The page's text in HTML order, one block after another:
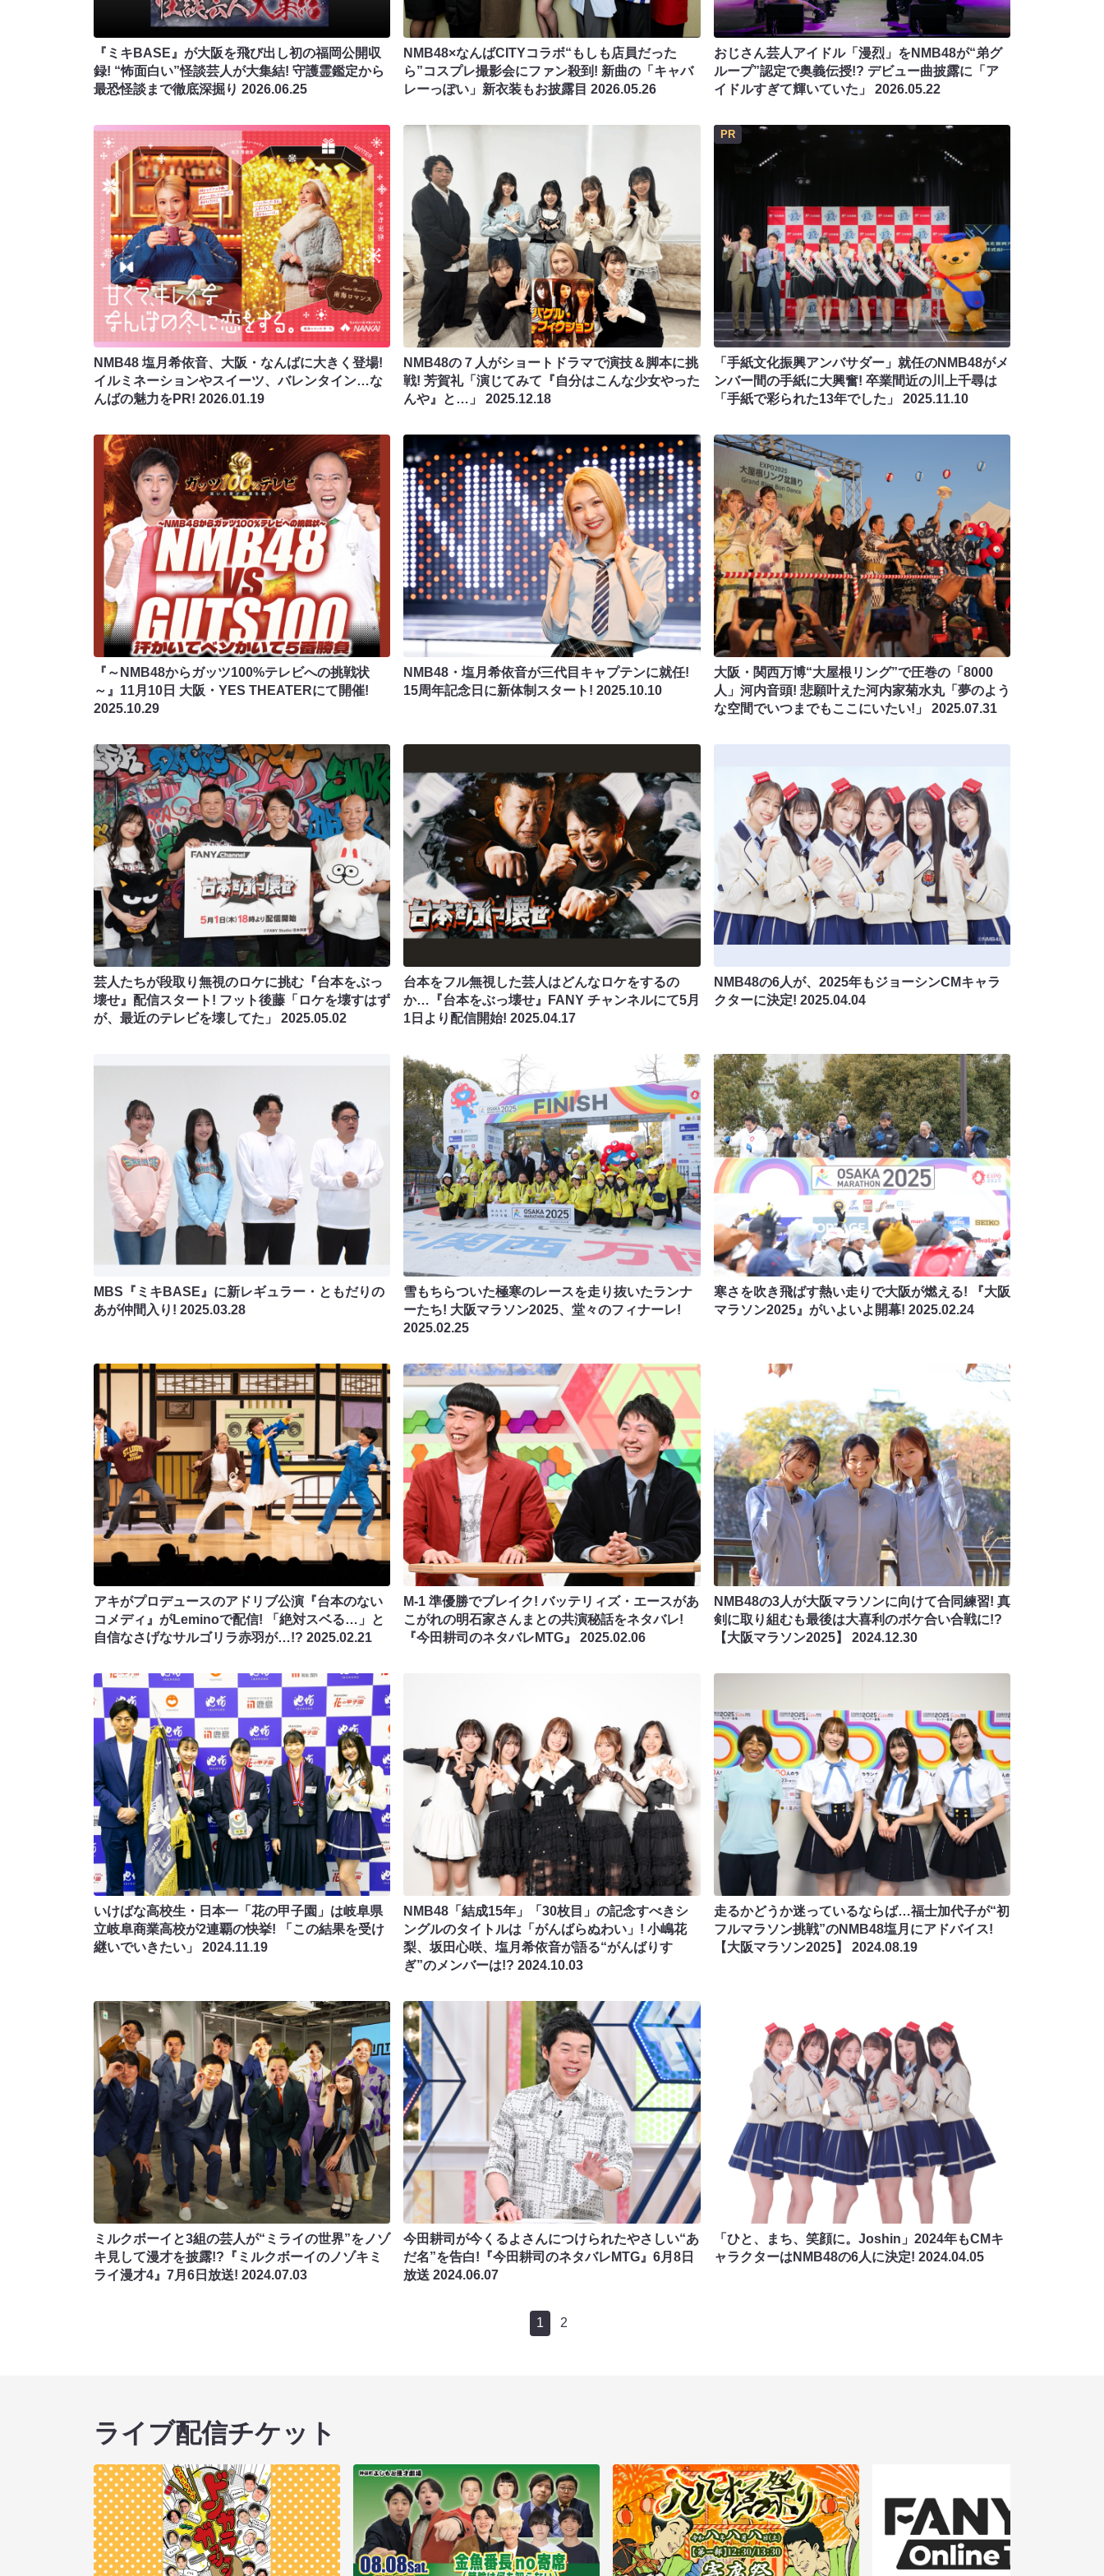
『ミキBASE』が大阪を飛び出し初の福岡公開収
録! “怖面白い”怪談芸人が大集結! 守護霊鑑定から
最恐怪談まで徹底深掘り 2026.06.25
NMB48×なんばCITYコラボ“もしも店員だった
ら”コスプレ撮影会にファン殺到! 新曲の「キャバ
レーっぽい」新衣装もお披露目2026.05.26
おじさん芸人アイドル「漫烈」をNMB48が“弟グ
ループ”認定で奥義伝授!? デビュー曲披露に「ア
イドルすぎて輝いていた」 2026.05.22
NMB48 塩月希依音、大阪・なんばに大きく登場!
イルミネーションやスイーツ、バレンタイン…な
んばの魅力をPR! 2026.01.19
NMB48の７人がショートドラマで演技＆脚本に挑
戦! 芳賀礼「演じてみて『自分はこんな少女やった
んや』と…」2025.12.18
PR
「手紙文化振興アンバサダー」就任のNMB48がメ
ンバー間の手紙に大興奮! 卒業間近の川上千尋は
「手紙で彩られた13年でした」 2025.11.10
『～NMB48からガッツ100%テレビへの挑戦状
～』11月10日 大阪・YES THEATERにて開催!
2025.10.29
NMB48・塩月希依音が三代目キャプテンに就任!
15周年記念日に新体制スタート!2025.10.10
大阪・関西万博“大屋根リング”で圧巻の「8000
人」河内音頭! 悲願叶えた河内家菊水丸「夢のよう
な空間でいつまでもここにいたい!」 2025.07.31
芸人たちが段取り無視のロケに挑む『台本をぶっ
壊せ』配信スタート! フット後藤「ロケを壊すはず
が、最近のテレビを壊してた」 2025.05.02
台本をフル無視した芸人はどんなロケをするの
か…『台本をぶっ壊せ』FANY チャンネルにて5月
1日より配信開始!2025.04.17
NMB48の6人が、2025年もジョーシンCMキャラ
クターに決定! 2025.04.04
MBS『ミキBASE』に新レギュラー・ともだりの
あが仲間入り! 2025.03.28
雪もちらついた極寒のレースを走り抜いたランナ
ーたち! 大阪マラソン2025、堂々のフィナーレ!
2025.02.25
寒さを吹き飛ばす熱い走りで大阪が燃える! 『大阪
マラソン2025』がいよいよ開幕! 2025.02.24
アキがプロデュースのアドリブ公演『台本のない
コメディ』がLeminoで配信! 「絶対スベる…」と
自信なさげなサルゴリラ赤羽が…!? 2025.02.21
M-1 準優勝でブレイク! バッテリィズ・エースがあ
こがれの明石家さんまとの共演秘話をネタバレ!
『今田耕司のネタバレMTG』2025.02.06
NMB48の3人が大阪マラソンに向けて合同練習! 真
剣に取り組むも最後は大喜利のボケ合い合戦に!?
【大阪マラソン2025】 2024.12.30
いけばな高校生・日本一「花の甲子園」は岐阜県
立岐阜商業高校が2連覇の快挙! 「この結果を受け
継いでいきたい」 2024.11.19
NMB48「結成15年」「30枚目」の記念すべきシ
ングルのタイトルは「がんばらぬわい」! 小嶋花
梨、坂田心咲、塩月希依音が語る“がんばりす
ぎ”のメンバーは!?2024.10.03
走るかどうか迷っているならば…福士加代子が“初
フルマラソン挑戦”のNMB48塩月にアドバイス!
【大阪マラソン2025】 2024.08.19
ミルクボーイと3組の芸人が“ミライの世界”をノゾ
キ見して漫才を披露!?『ミルクボーイのノゾキミ
ライ漫才4』7月6日放送! 2024.07.03
今田耕司が今くるよさんにつけられたやさしい“あ
だ名”を告白!『今田耕司のネタバレMTG』6月8日
放送2024.06.07
「ひと、まち、笑顔に。Joshin」2024年もCMキ
ャラクターはNMB48の6人に決定! 2024.04.05
1 2
ライブ配信チケット